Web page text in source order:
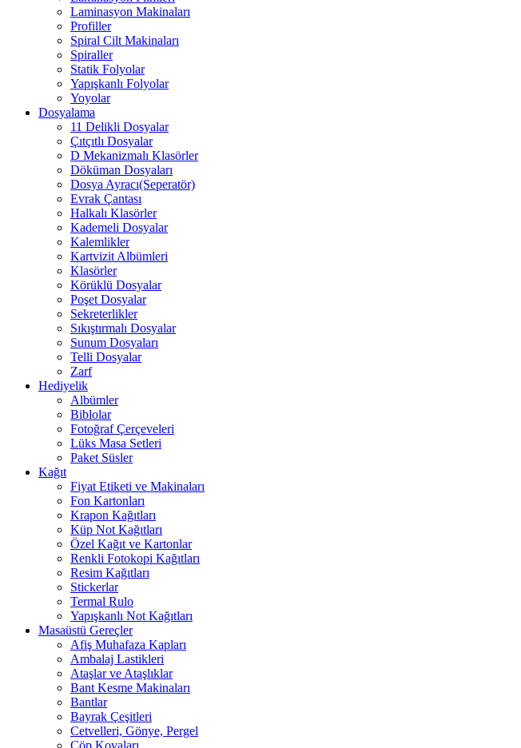
Laminasyon Makinaları
Profiller
Spiral Cilt Makinaları
Spiraller
Statik Folyolar
Yapışkanlı Folyolar
Yoyolar
Dosyalama
11 Delikli Dosyalar
Çıtçıtlı Dosyalar
D Mekanizmalı Klasörler
Döküman Dosyaları
Dosya Ayracı(Seperatör)
Evrak Çantası
Halkalı Klasörler
Kademeli Dosyalar
Kalemlikler
Kartvizit Albümleri
Klasörler
Körüklü Dosyalar
Poşet Dosyalar
Sekreterlikler
Sıkıştırmalı Dosyalar
Sunum Dosyaları
Telli Dosyalar
Zarf
Hediyelik
Albümler
Biblolar
Fotoğraf Çerçeveleri
Lüks Masa Setleri
Paket Süsler
Kağıt
Fiyat Etiketi ve Makinaları
Fon Kartonları
Krapon Kağıtları
Küp Not Kağıtları
Özel Kağıt ve Kartonlar
Renkli Fotokopi Kağıtları
Resim Kağıtları
Stickerlar
Termal Rulo
Yapışkanlı Not Kağıtları
Masaüstü Gereçler
Afiş Muhafaza Kapları
Ambalaj Lastikleri
Ataşlar ve Ataşlıklar
Bant Kesme Makinaları
Bantlar
Bayrak Çeşitleri
Cetvelleri, Gönye, Pergel
Çöp Kovaları